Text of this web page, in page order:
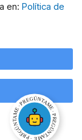
en: Política de